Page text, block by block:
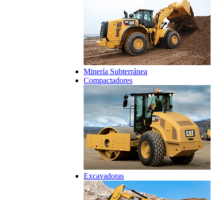
Minería Subterránea
Compactadores
Excavadoras